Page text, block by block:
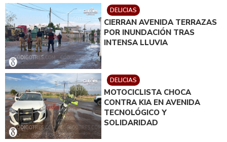
DELICIAS
CIERRAN AVENIDA TERRAZAS
POR INUNDACIÓN TRAS
INTENSA LLUVIA
DELICIAS
MOTOCICLISTA CHOCA
CONTRA KIA EN AVENIDA
TECNOLÓGICO Y
SOLIDARIDAD